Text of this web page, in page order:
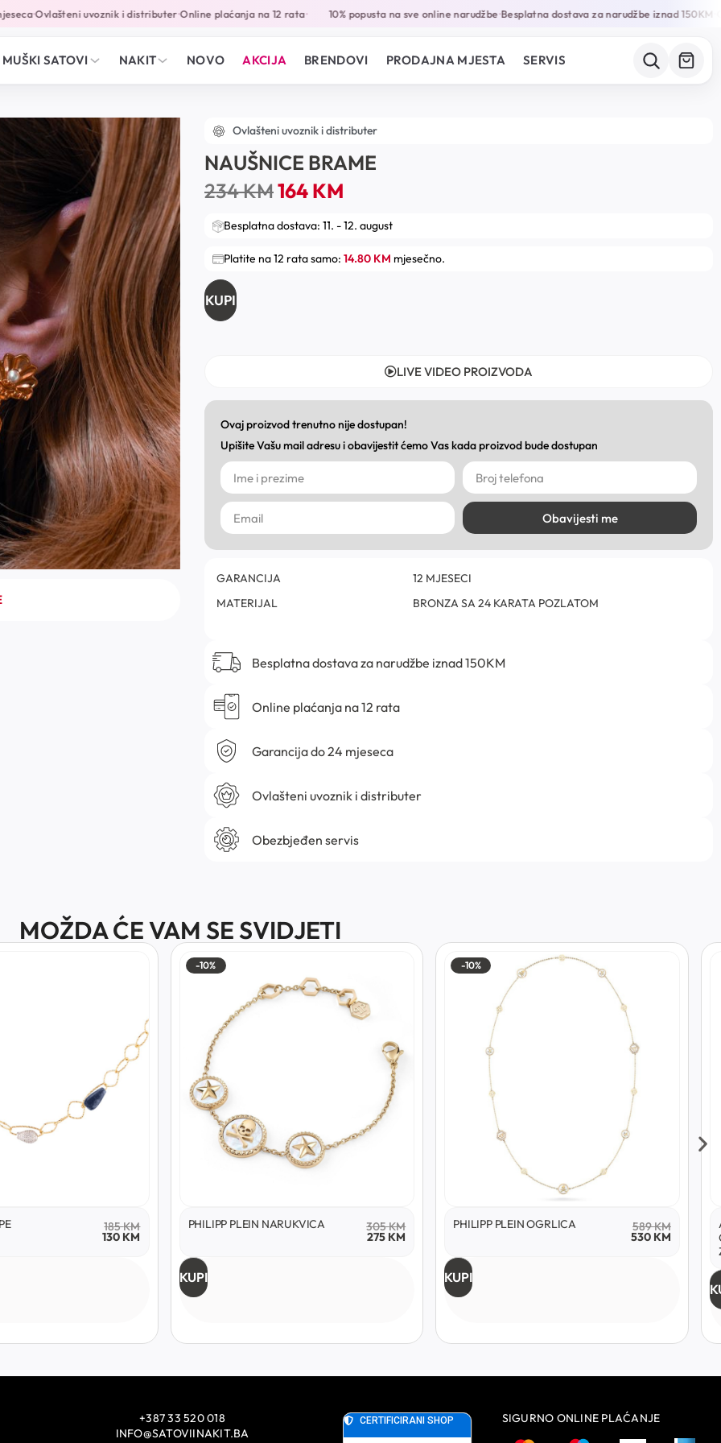
•Ovlašteni uvoznik i distributer•Online plaćanja na 12 rata• 10% popusta na sve online narudžbe•Besplatna dostava za narudžbe iznad 150KM•
MUŠKI SATOVI NAKIT NOVO AKCIJA BRENDOVI PRODAJNA MJESTA SERVIS
Ovlašteni uvoznik i distributer
NAUŠNICE BRAME
234KM164KM
Besplatna dostava: 11. - 12. august
Platite na 12 rata samo: 14.80 KM mjesečno.
KUPI
LIVE VIDEO PROIZVODA
Ovaj proizvod trenutno nije dostupan!
Upišite Vašu mail adresu i obavijestit ćemo Vas kada proizvod bude dostupan
Obavijesti me
GARANCIJA
12 MJESECI
MATERIJAL
BRONZA SA 24 KARATA POZLATOM
Besplatna dostava za narudžbe iznad 150KM
Online plaćanja na 12 rata
Garancija do 24 mjeseca
Ovlašteni uvoznik i distributer
Obezbjeđen servis
MOŽDA ĆE VAM SE SVIDJETI
185KM
130 KM
-10%
PHILIPP PLEIN NARUKVICA 305KM
275 KM
KUPI
-10%
PHILIPP PLEIN OGRLICA 589KM
530 KM
KUPI
+387 33 520 018
INFO@SATOVIINAKIT.BA
SIGURNO ONLINE PLAĆANJE